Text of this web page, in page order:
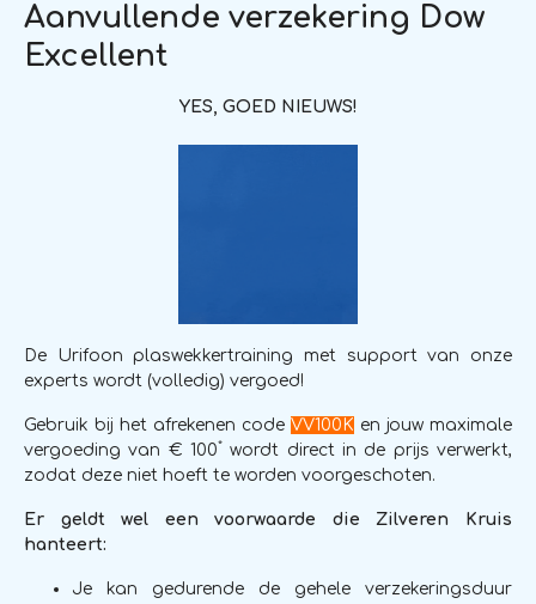
Aanvullende verzekering Dow
Excellent
YES, GOED NIEUWS!
De Urifoon plaswekkertraining met support van onze
experts wordt (volledig) vergoed!
Gebruik bij het afrekenen code VV100K en jouw maximale
vergoeding van € 100* wordt direct in de prijs verwerkt,
zodat deze niet hoeft te worden voorgeschoten.
Er geldt wel een voorwaarde die Zilveren Kruis
hanteert:
Je kan gedurende de gehele verzekeringsduur